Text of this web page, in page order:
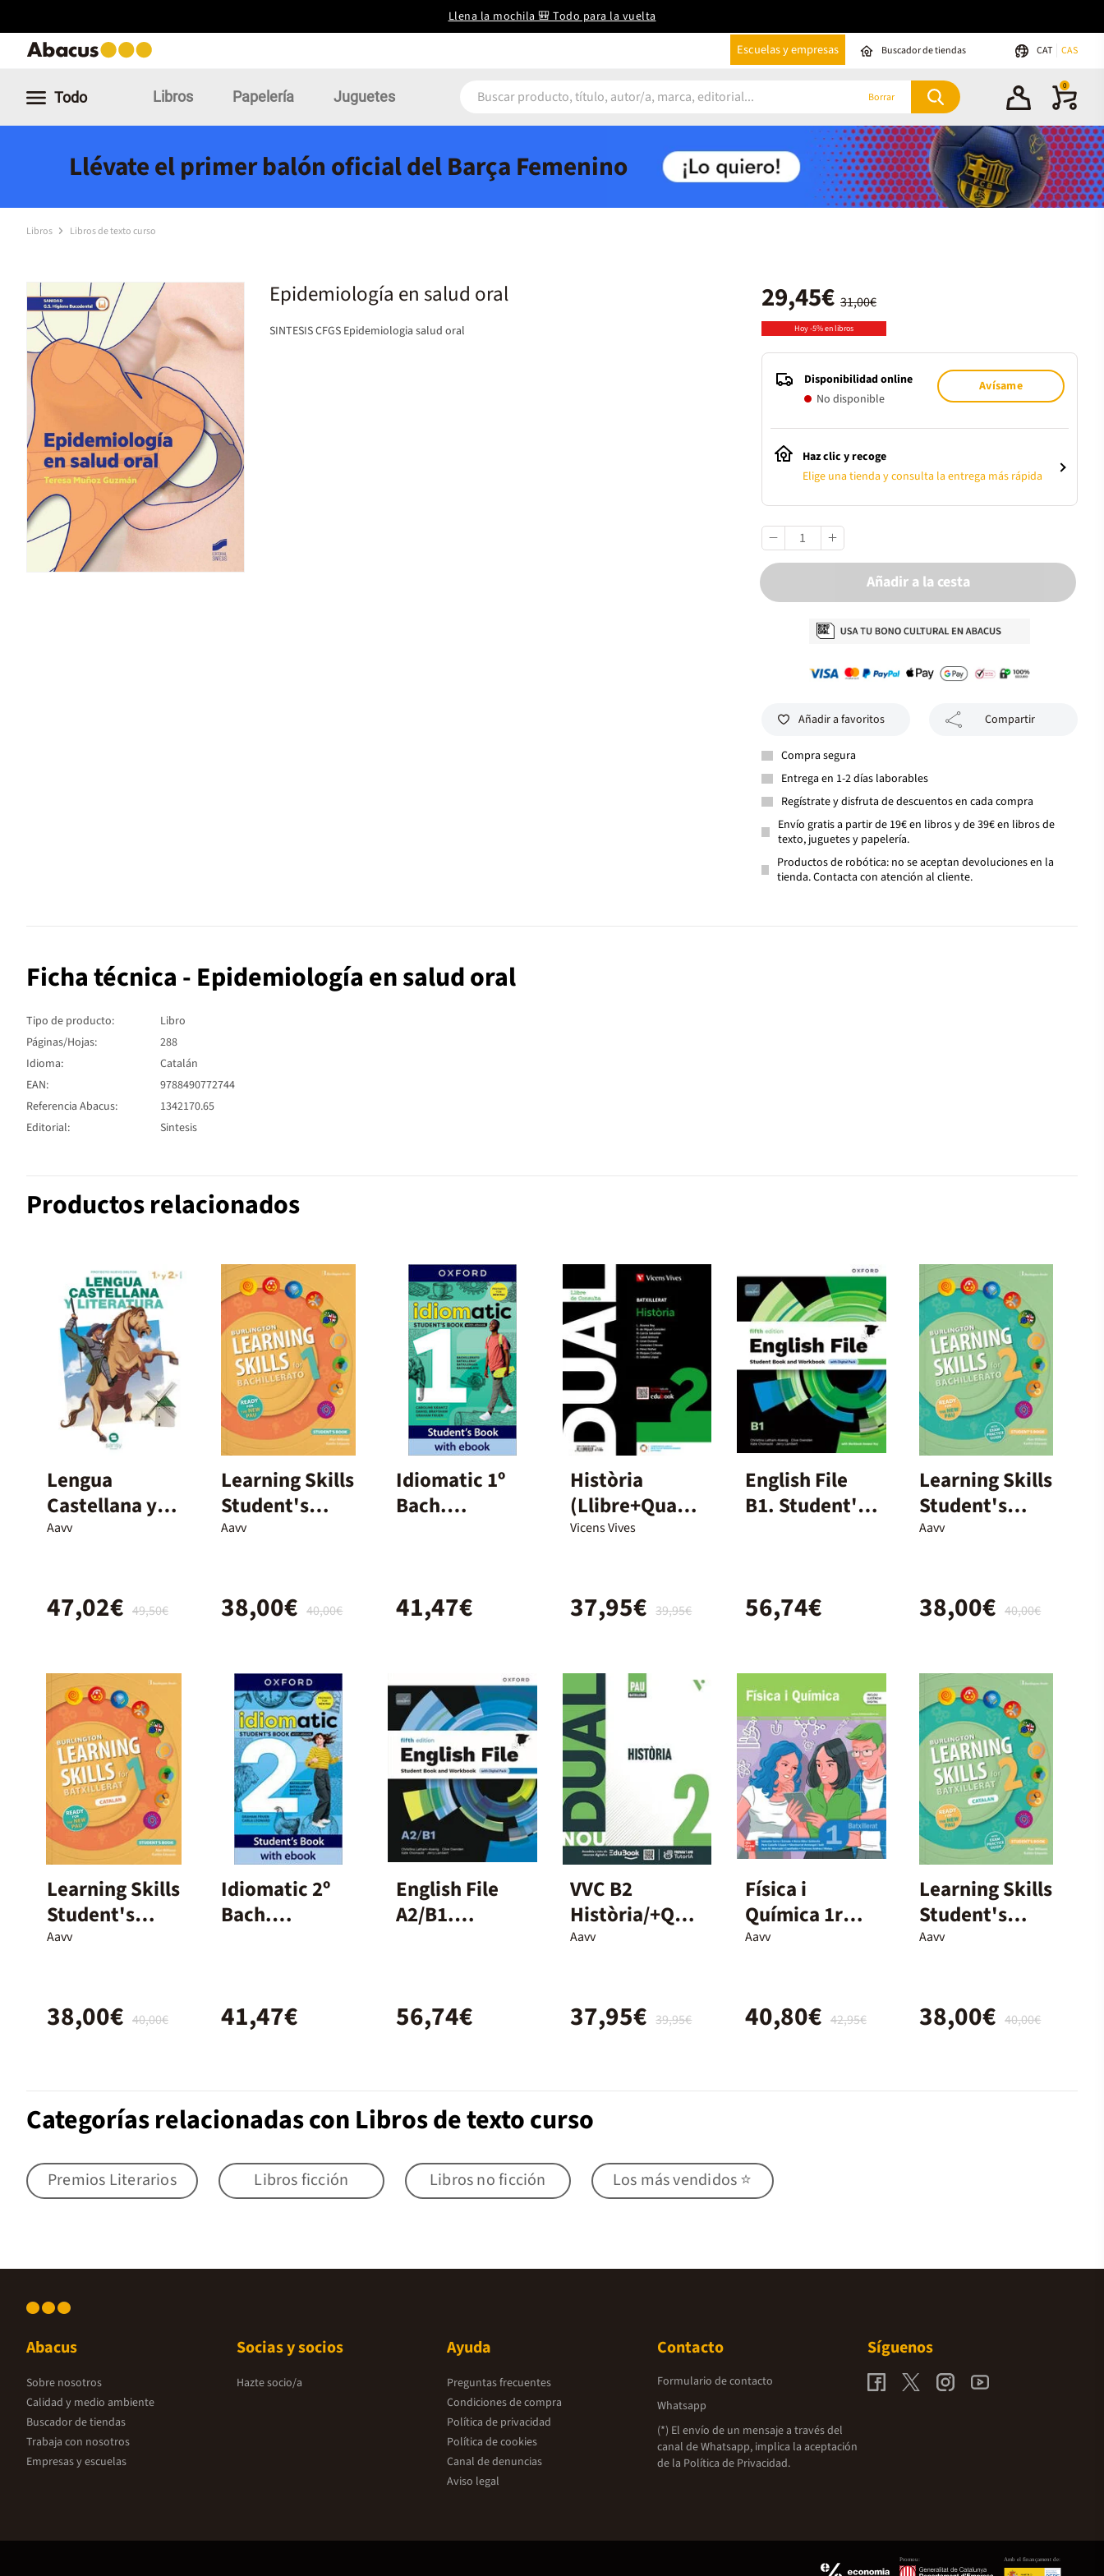
Llena la mochila 🎒 Todo para la vuelta
Escuelas y empresas Buscador de tiendas CAT CAS
Todo Libros Papelería Juguetes Borrar
0
Llévate el primer balón oficial del Barça Femenino
Libros Libros de texto curso
Epidemiología en salud oral
SINTESIS CFGS Epidemiologia salud oral
31,00€
29,45€
Hoy -5% en libros
Disponibilidad online
No disponible
Avísame
Haz clic y recoge
Elige una tienda y consulta la entrega más rápida
Añadir a la cesta
Añadir a favoritos Compartir
Compra segura
Entrega en 1-2 días laborables
Regístrate y disfruta de descuentos en cada compra
Envío gratis a partir de 19€ en libros y de 39€ en libros de
texto, juguetes y papelería.
Productos de robótica: no se aceptan devoluciones en la
tienda. Contacta con atención al cliente.
Ficha técnica - Epidemiología en salud oral
Tipo de producto:
Libro
Páginas/Hojas:
288
Idioma:
Catalán
EAN:
9788490772744
Referencia Abacus:
1342170.65
Editorial:
Sintesis
Productos relacionados
Lengua
Castellana y
Literatura – 1º
Nuevo
Aavv
49,50€
47,02€
Learning Skills
Student's
Book - 1º
Aavv
40,00€
38,00€
Idiomatic 1º
Bach.
41,47€
Història
(Llibre+Quade
rn+Digital)
Vicens Vives
39,95€
37,95€
English File
B1. Student's
Key Pack)
56,74€
Learning Skills
Student's
Book - 2º
Aavv
40,00€
38,00€
Learning Skills
Student's
Book - 1r Batx.
Aavv
40,00€
38,00€
Idiomatic 2º
Bach.
41,47€
English File
A2/B1.
Digital
56,74€
VVC B2
Història/+QA+
DG/DUAL/26
Aavv
39,95€
37,95€
Física i
Química 1r
Batxillerat
Aavv
42,95€
40,80€
Learning Skills
Student's
Book - 2n
Aavv
40,00€
38,00€
Categorías relacionadas con Libros de texto curso
Premios Literarios Libros ficción Libros no ficción Los más vendidos ⭐
Abacus
Sobre nosotros
Calidad y medio ambiente
Buscador de tiendas
Trabaja con nosotros
Empresas y escuelas
Socias y socios
Hazte socio/a
Ayuda
Preguntas frecuentes
Condiciones de compra
Política de privacidad
Política de cookies
Canal de denuncias
Aviso legal
Contacto
Formulario de contacto
Whatsapp
(*) El envío de un mensaje a través del
canal de Whatsapp, implica la aceptación
de la Política de Privacidad.
Síguenos
Promou: Amb el finançament de: